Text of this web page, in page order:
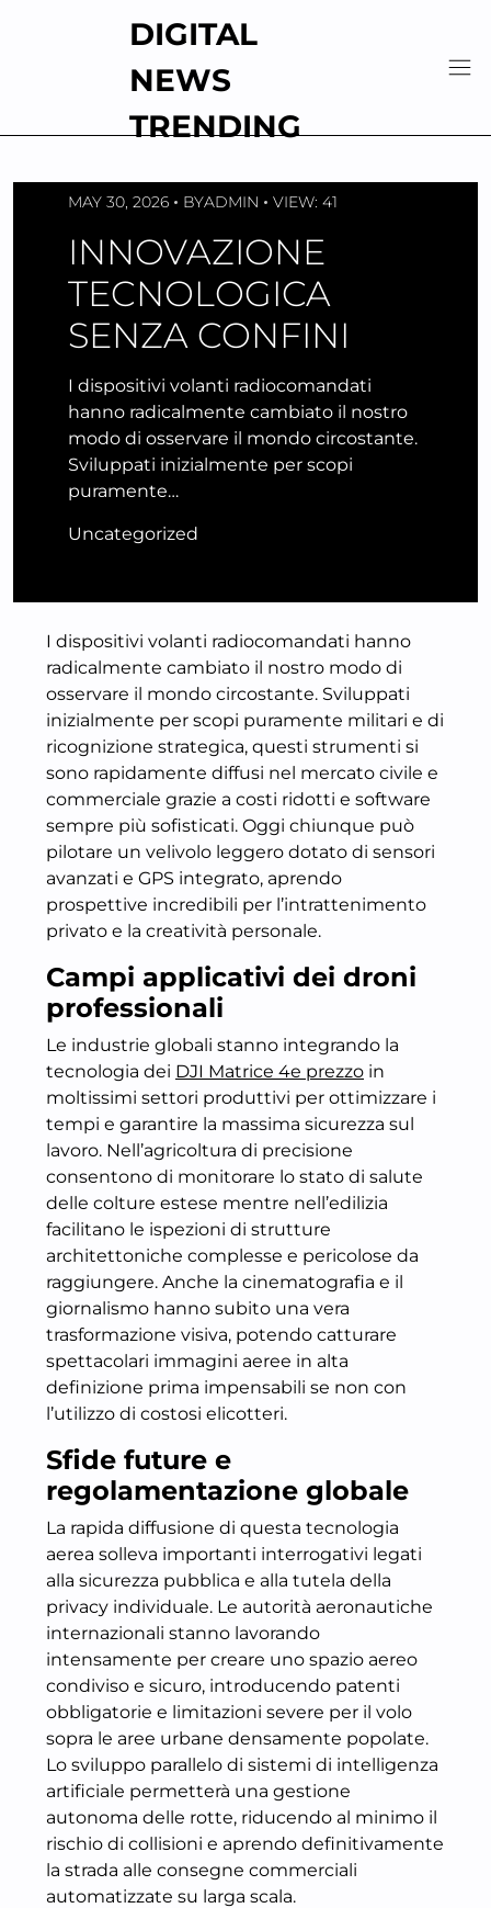
DIGITAL
NEWS
TRENDING
MAY 30, 2026 BYADMIN VIEW: 41
INNOVAZIONE
TECNOLOGICA
SENZA CONFINI
I dispositivi volanti radiocomandati
hanno radicalmente cambiato il nostro
modo di osservare il mondo circostante.
Sviluppati inizialmente per scopi
puramente…
Uncategorized
I dispositivi volanti radiocomandati hanno
radicalmente cambiato il nostro modo di
osservare il mondo circostante. Sviluppati
inizialmente per scopi puramente militari e di
ricognizione strategica, questi strumenti si
sono rapidamente diffusi nel mercato civile e
commerciale grazie a costi ridotti e software
sempre più sofisticati. Oggi chiunque può
pilotare un velivolo leggero dotato di sensori
avanzati e GPS integrato, aprendo
prospettive incredibili per l’intrattenimento
privato e la creatività personale.
Campi applicativi dei droni
professionali
Le industrie globali stanno integrando la
tecnologia dei DJI Matrice 4e prezzo in
moltissimi settori produttivi per ottimizzare i
tempi e garantire la massima sicurezza sul
lavoro. Nell’agricoltura di precisione
consentono di monitorare lo stato di salute
delle colture estese mentre nell’edilizia
facilitano le ispezioni di strutture
architettoniche complesse e pericolose da
raggiungere. Anche la cinematografia e il
giornalismo hanno subito una vera
trasformazione visiva, potendo catturare
spettacolari immagini aeree in alta
definizione prima impensabili se non con
l’utilizzo di costosi elicotteri.
Sfide future e
regolamentazione globale
La rapida diffusione di questa tecnologia
aerea solleva importanti interrogativi legati
alla sicurezza pubblica e alla tutela della
privacy individuale. Le autorità aeronautiche
internazionali stanno lavorando
intensamente per creare uno spazio aereo
condiviso e sicuro, introducendo patenti
obbligatorie e limitazioni severe per il volo
sopra le aree urbane densamente popolate.
Lo sviluppo parallelo di sistemi di intelligenza
artificiale permetterà una gestione
autonoma delle rotte, riducendo al minimo il
rischio di collisioni e aprendo definitivamente
la strada alle consegne commerciali
automatizzate su larga scala.